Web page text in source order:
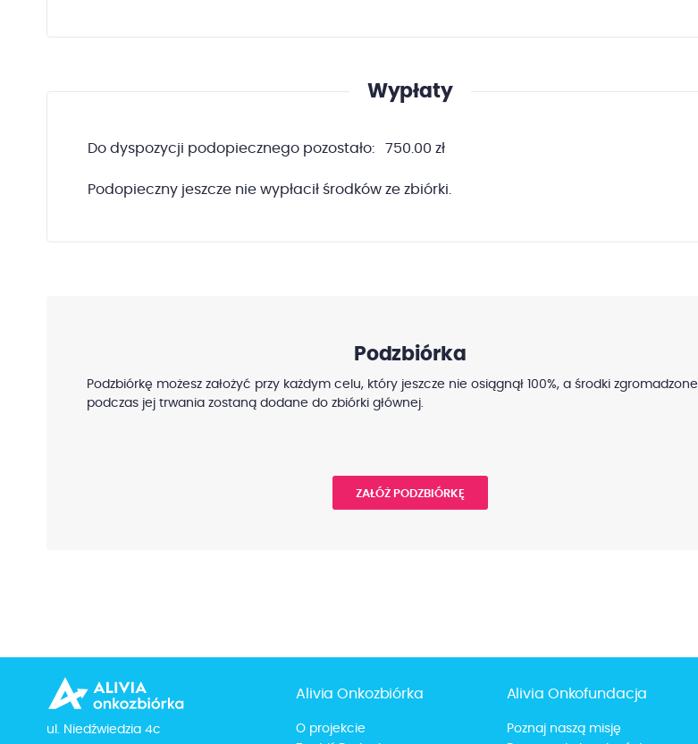
Wypłaty
Do dyspozycji podopiecznego pozostało: 750.00 zł
Podopieczny jeszcze nie wypłacił środków ze zbiórki.
Podzbiórka
Podzbiórkę możesz założyć przy każdym celu, który jeszcze nie osiągnął 100%, a środki zgromadzone
podczas jej trwania zostaną dodane do zbiórki głównej.
ZAŁÓŻ PODZBIÓRKĘ
ul. Niedźwiedzia 4c
Alivia Onkozbiórka
O projekcie
Alivia Onkofundacja
Poznaj naszą misję